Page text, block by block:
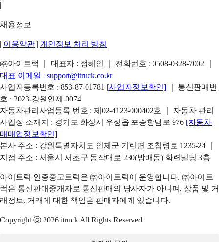
|
채용정보
| 이용약관 | 개인정보 처리 방침
㈜아이트럭 ｜ 대표자 : 정혜인 ｜ 전화번호 : 0508-0328-7002
대표 이메일 : support@itruck.co.kr
사업자등록번호 : 853-87-01781 [사업자정보확인]
｜ 통신판매번
호 : 2023-강원인제-0074
자동차관리사업등록 번호 : 제02-4123-000402호 ｜ 자동차 관리
사업장 소재지 : 경기도 화성시 우정읍 포승항남로 976 [자동차
매매업정보확인]
본사 주소 : 강원특별자치도 인제군 기린면 조침령로 1235-24 ｜
지점 주소 : 서울시 서초구 동작대로 230(방배동) 화련빌딩 3층
아이트럭 인증중고트럭은 ㈜아이트럭이 운영합니다. ㈜아이트
럭은 통신판매중개자로 통신판매의 당사자가 아니며, 상품 및 거
래정보, 거래에 대한 책임은 판매자에게 있습니다.
Copyright ⓒ 2026 itruck All Rights Reserved.